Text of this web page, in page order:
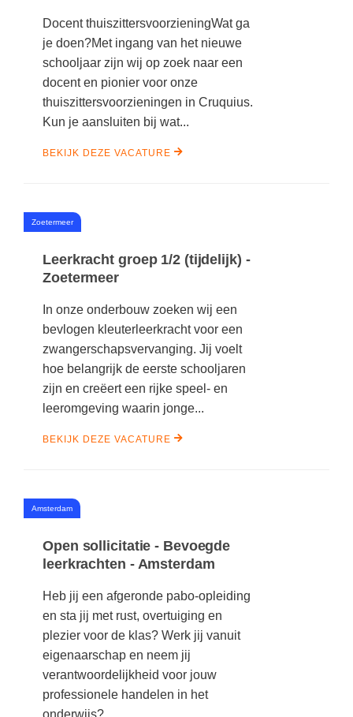
Docent thuiszittersvoorzieningWat ga
je doen?Met ingang van het nieuwe
schooljaar zijn wij op zoek naar een
docent en pionier voor onze
thuiszittersvoorzieningen in Cruquius.
Kun je aansluiten bij wat...
BEKIJK DEZE VACATURE
Zoetermeer
Leerkracht groep 1/2 (tijdelijk) -
Zoetermeer
In onze onderbouw zoeken wij een
bevlogen kleuterleerkracht voor een
zwangerschapsvervanging. Jij voelt
hoe belangrijk de eerste schooljaren
zijn en creëert een rijke speel- en
leeromgeving waarin jonge...
BEKIJK DEZE VACATURE
Amsterdam
Open sollicitatie - Bevoegde
leerkrachten - Amsterdam
Heb jij een afgeronde pabo-opleiding
en sta jij met rust, overtuiging en
plezier voor de klas? Werk jij vanuit
eigenaarschap en neem jij
verantwoordelijkheid voor jouw
professionele handelen in het
onderwijs?...